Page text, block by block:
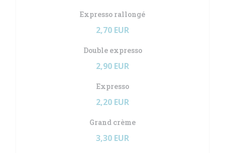
Expresso rallongé
2,70 EUR
Double expresso
2,90 EUR
Expresso
2,20 EUR
Grand crème
3,30 EUR